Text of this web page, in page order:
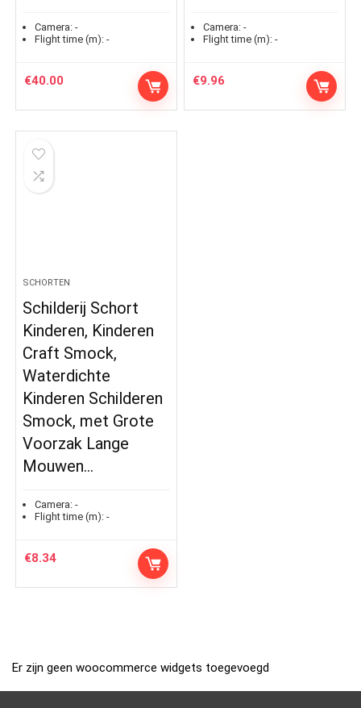
Camera: -
Flight time (m): -
€40.00
Camera: -
Flight time (m): -
€9.96
SCHORTEN
Schilderij Schort
Kinderen, Kinderen
Craft Smock,
Waterdichte
Kinderen Schilderen
Smock, met Grote
Voorzak Lange
Mouwen…
Camera: -
Flight time (m): -
€8.34
Er zijn geen woocommerce widgets toegevoegd